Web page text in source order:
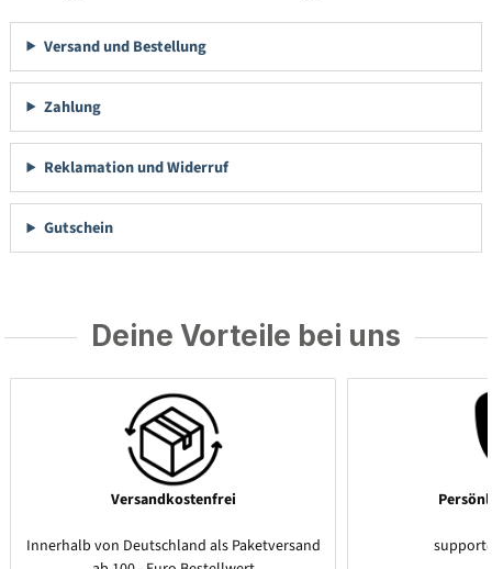
Versand und Bestellung
Zahlung
Reklamation und Widerruf
Gutschein
Deine Vorteile bei uns
Versandkostenfrei
Innerhalb von Deutschland als Paketversand